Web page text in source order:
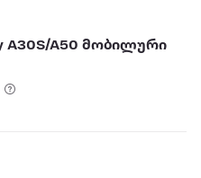
A30S/A50 მობილური